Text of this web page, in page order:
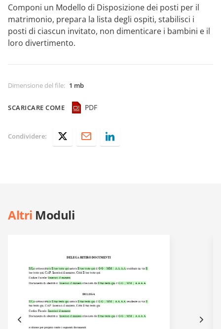
Componi un Modello di Disposizione dei posti per il
matrimonio, prepara la lista degli ospiti, stabilisci i
posti di ciascun invitato, non dimenticare i bambini e il
loro divertimento.
Dimensione del file: 1 mb
SCARICARE COME PDF
Condividere:
Altri Moduli